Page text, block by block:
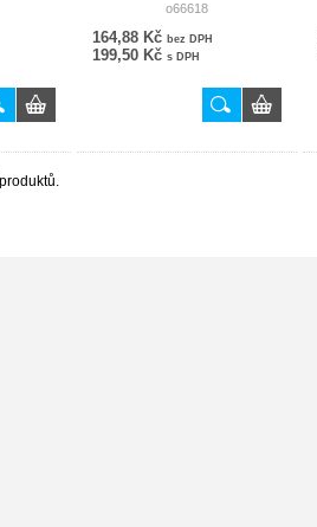
o66618
164,88 Kč bez DPH
199,50 Kč s DPH
produktů.